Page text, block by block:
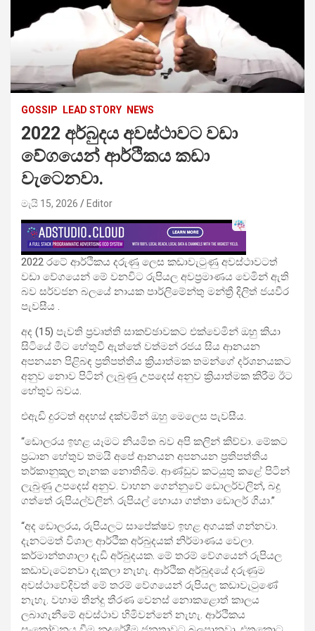
GOSSIP LEAD STORY NEWS
2022 අර්බුදය අවස්ථාවට වඩා
වේගයෙන් ආර්ථිකය කඩා
වැටෙනවා.
මැයි 15, 2026 Editor
2022 රටේ ආර්ථිකය දරුණු ලෙස කඩාවැටුණු අවස්ථාවටත්
වඩා වේගයෙන් මේ වනවිට රුපියල අවප්‍රමාණය වෙමින් ඇති
බව සර්වජන බලයේ නායක පාර්ලිමේන්තු මන්ත්‍රී දිලිත් ජයවීර
පැවසීය .
අද (15) පැවති ප්‍රවෘත්ති සාකච්ඡාවකට එක්වෙමින් ඔහු කියා
සිටියේ මීට හේතුවී ඇත්තේ වත්මන් රජය සිය ආනයන
අපනයන පිළිබඳ ප්‍රතිපත්තිය ක්‍රියාත්මක තමන්ගේ දර්ශනයකට
අනුව නොව පිටින් ලැබුණු උපදෙස් අනුව ක්‍රියාත්මක කිරීම ඊට
හේතුව බවය.
එඇඩි දුරටත් අදහස් දක්වමින් ඔහු මෙලෙස පැවසීය.
“ඩොලරය ඉහළ යෑමට නියමිත බව අපි කලින් කිව්වා. මේකට
ප්‍රධාන හේතුව තමයි අපේ ආනයන අපනයන ප්‍රතිපත්තිය
තර්කානුකූල තැනක නොතිබීම. ආණ්ඩුව කටයුතු කළේ පිටින්
ලැබුණු උපදෙස් අනුව. වාහන ගෙන්නුවේ ඩොලර්වලින්, බදු
ගත්තේ රුපියල්වලින්. රුපියල් හොයා ගත්තා ඩොලර් ගියා.”
“අද ඩොලරය, රුපියලට සාපේක්ෂව ඉහළ අගයක් ගන්නවා.
දැනටමත් විශාල ආර්ථික අර්බුදයක් නිර්මාණය වෙලා.
කර්මාන්තශාලා දැඩි අර්බුදයක. මේ තරම් වේගයෙන් රුපියල
කඩාවැටෙනවා දැකලා නැහැ. ආර්ථික අර්බුදයේ දරුණුම
අවස්ථාවේදිවත් මේ තරම් වේගයෙන් රුපියල කඩාවැටුණේ
නැහැ. වහාම තීන්දු තීරණ වෙනස් නොකළොත් කාලය
ලබාගැනීමේ අවස්ථාව හිමිවන්නේ නැහැ. ආර්ථිකය